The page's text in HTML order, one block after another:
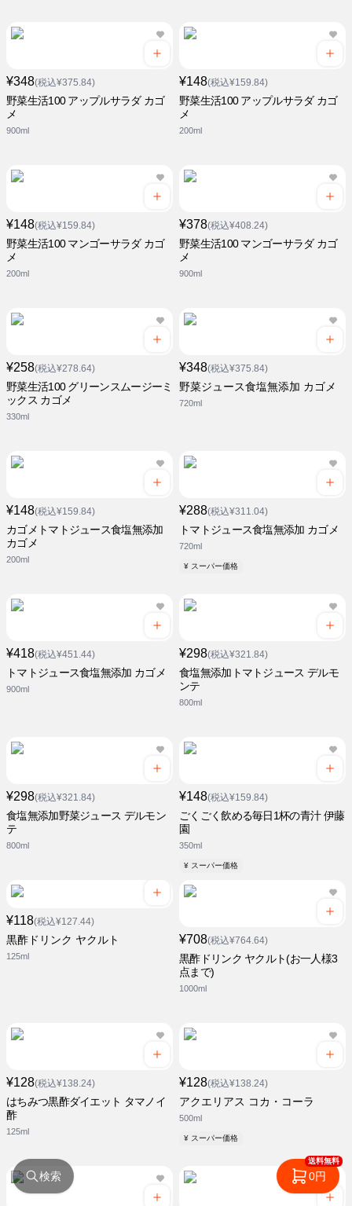
¥348(税込¥375.84)
野菜生活100 アップルサラダ カゴ
メ
900ml
¥148(税込¥159.84)
野菜生活100 アップルサラダ カゴ
メ
200ml
¥148(税込¥159.84)
野菜生活100 マンゴーサラダ カゴ
メ
200ml
¥378(税込¥408.24)
野菜生活100 マンゴーサラダ カゴ
メ
900ml
¥258(税込¥278.64)
野菜生活100 グリーンスムージーミ
ックス カゴメ
330ml
¥348(税込¥375.84)
野菜ジュース食塩無添加 カゴメ
720ml
¥148(税込¥159.84)
カゴメトマトジュース食塩無添加
カゴメ
200ml
¥288(税込¥311.04)
トマトジュース食塩無添加 カゴメ
720ml
¥ スーパー価格
¥418(税込¥451.44)
トマトジュース食塩無添加 カゴメ
900ml
¥298(税込¥321.84)
食塩無添加トマトジュース デルモ
ンテ
800ml
¥298(税込¥321.84)
食塩無添加野菜ジュース デルモン
テ
800ml
¥148(税込¥159.84)
ごくごく飲める毎日1杯の青汁 伊藤
園
350ml
¥ スーパー価格
¥118(税込¥127.44)
黒酢ドリンク ヤクルト
125ml
¥708(税込¥764.64)
黒酢ドリンク ヤクルト(お一人様3
点まで)
1000ml
¥128(税込¥138.24)
はちみつ黒酢ダイエット タマノイ
酢
125ml
¥128(税込¥138.24)
アクエリアス コカ・コーラ
500ml
¥ スーパー価格
検索
送料無料
0円